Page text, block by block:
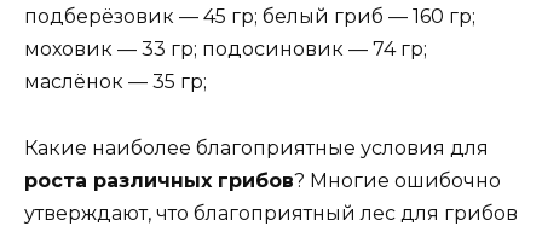
подберёзовик — 45 гр; белый гриб — 160 гр;
моховик — 33 гр; подосиновик — 74 гр;
маслёнок — 35 гр;
Какие наиболее благоприятные условия для
роста различных грибов? Многие ошибочно
утверждают, что благоприятный лес для грибов